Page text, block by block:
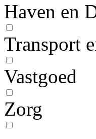
Haven en
Transport
Vastgoed
Zorg